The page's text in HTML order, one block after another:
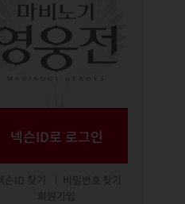
넥슨ID로 로그인
넥슨ID 찾기
비밀번호 찾기
회원가입